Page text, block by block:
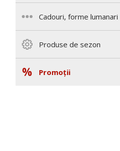
Cadouri, forme lumanari
Produse de sezon
Promoții